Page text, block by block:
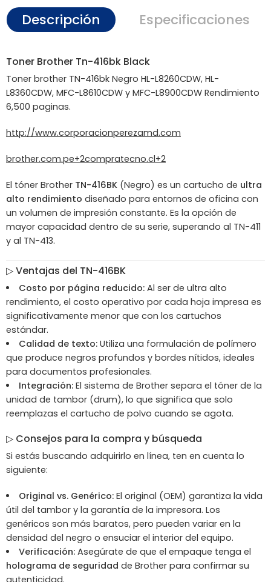
Descripción Especificaciones
Toner Brother Tn-416bk Black
Toner brother TN-416bk Negro HL-L8260CDW, HL-
L8360CDW, MFC-L8610CDW y MFC-L8900CDW Rendimiento
6,500 paginas.
http://www.corporacionperezamd.com
brother.com.pe+2compratecno.cl+2
El tóner Brother TN-416BK (Negro) es un cartucho de ultra
alto rendimiento diseñado para entornos de oficina con
un volumen de impresión constante. Es la opción de
mayor capacidad dentro de su serie, superando al TN-411
y al TN-413.
▷ Ventajas del TN-416BK
Costo por página reducido:Al ser de ultra alto
rendimiento, el costo operativo por cada hoja impresa es
significativamente menor que con los cartuchos
estándar.
Calidad de texto:Utiliza una formulación de polímero
que produce negros profundos y bordes nítidos, ideales
para documentos profesionales.
Integración:El sistema de Brother separa el tóner de la
unidad de tambor (drum), lo que significa que solo
reemplazas el cartucho de polvo cuando se agota.
▷ Consejos para la compra y búsqueda
Si estás buscando adquirirlo en línea, ten en cuenta lo
siguiente:
Original vs. Genérico:El original (OEM) garantiza la vida
útil del tambor y la garantía de la impresora. Los
genéricos son más baratos, pero pueden variar en la
densidad del negro o ensuciar el interior del equipo.
Verificación:Asegúrate de que el empaque tenga el
holograma de seguridad de Brother para confirmar su
autenticidad.